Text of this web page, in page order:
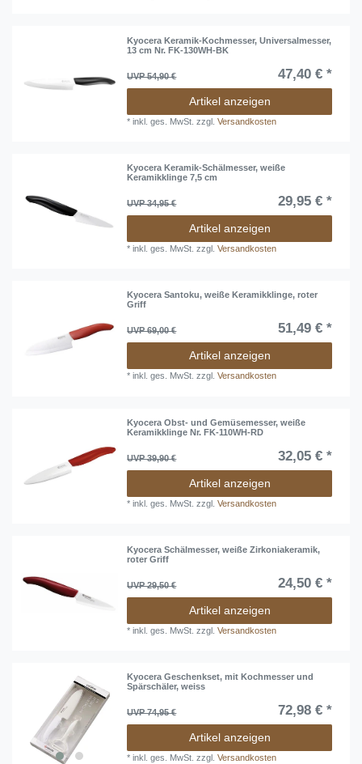
Kyocera Keramik-Kochmesser, Universalmesser,
13 cm Nr. FK-130WH-BK
UVP 54,90 € 47,40 € *
Artikel anzeigen
*inkl. ges. MwSt. zzgl.Versandkosten
Kyocera Keramik-Schälmesser, weiße
Keramikklinge 7,5 cm
UVP 34,95 € 29,95 € *
Artikel anzeigen
*inkl. ges. MwSt. zzgl.Versandkosten
Kyocera Santoku, weiße Keramikklinge, roter
Griff
UVP 69,00 € 51,49 € *
Artikel anzeigen
*inkl. ges. MwSt. zzgl.Versandkosten
Kyocera Obst- und Gemüsemesser, weiße
Keramikklinge Nr. FK-110WH-RD
UVP 39,90 € 32,05 € *
Artikel anzeigen
*inkl. ges. MwSt. zzgl.Versandkosten
Kyocera Schälmesser, weiße Zirkoniakeramik,
roter Griff
UVP 29,50 € 24,50 € *
Artikel anzeigen
*inkl. ges. MwSt. zzgl.Versandkosten
Kyocera Geschenkset, mit Kochmesser und
Spärschäler, weiss
UVP 74,95 € 72,98 € *
Artikel anzeigen
*inkl. ges. MwSt. zzgl.Versandkosten